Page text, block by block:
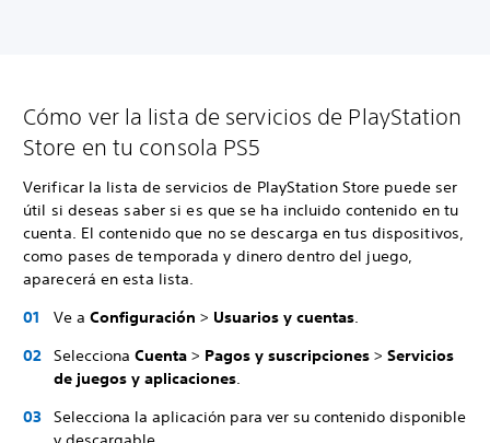
Cómo ver la lista de servicios de PlayStation
Store en tu consola PS5
Verificar la lista de servicios de PlayStation Store puede ser
útil si deseas saber si es que se ha incluido contenido en tu
cuenta. El contenido que no se descarga en tus dispositivos,
como pases de temporada y dinero dentro del juego,
aparecerá en esta lista.
Ve a Configuración > Usuarios y cuentas.
Selecciona Cuenta > Pagos y suscripciones > Servicios
de juegos y aplicaciones.
Selecciona la aplicación para ver su contenido disponible